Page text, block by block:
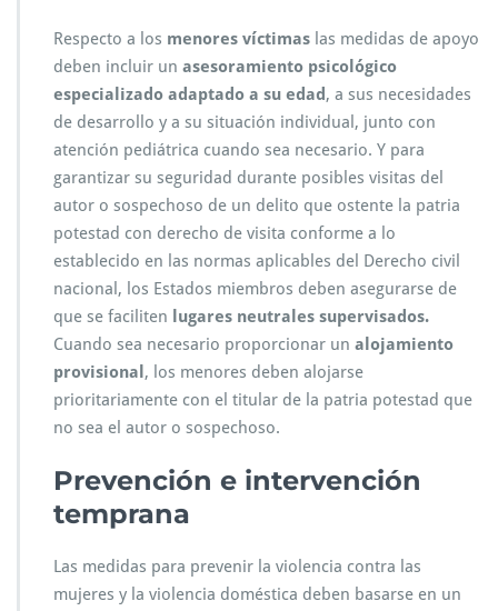
Respecto a los menores víctimas las medidas de apoyo
deben incluir un asesoramiento psicológico
especializado adaptado a su edad , a sus necesidades
de desarrollo y a su situación individual, junto con
atención pediátrica cuando sea necesario. Y para
garantizar su seguridad durante posibles visitas del
autor o sospechoso de un delito que ostente la patria
potestad con derecho de visita conforme a lo
establecido en las normas aplicables del Derecho civil
nacional, los Estados miembros deben asegurarse de
que se faciliten
lugares neutrales supervisados.
Cuando sea necesario proporcionar un alojamiento
provisional , los menores deben alojarse
prioritariamente con el titular de la patria potestad que
no sea el autor o sospechoso.
Prevención e intervención
temprana
Las medidas para prevenir la violencia contra las
mujeres y la violencia doméstica deben basarse en un